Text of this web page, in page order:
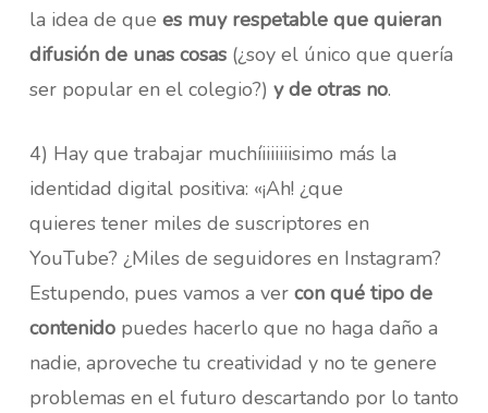
la idea de que es muy respetable que quieran
difusión de unas cosas(¿soy el único que quería
ser popular en el colegio?) y de otras no.
4) Hay que trabajar muchíiiiiiiisimo más la
identidad digital positiva: «¡Ah! ¿que
quieres tener miles de suscriptores en
YouTube? ¿Miles de seguidores en Instagram?
Estupendo, pues vamos a ver con qué tipo de
contenidopuedes hacerlo que no haga daño a
nadie, aproveche tu creatividad y no te genere
problemas en el futuro descartando por lo tanto